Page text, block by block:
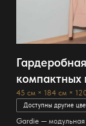
компактных
45 см × 184 см ×
Доступны другие
Gardie — модульная